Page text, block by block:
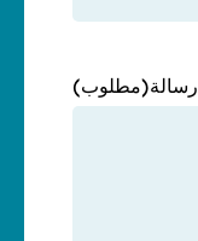
رسالة(مطلوب)